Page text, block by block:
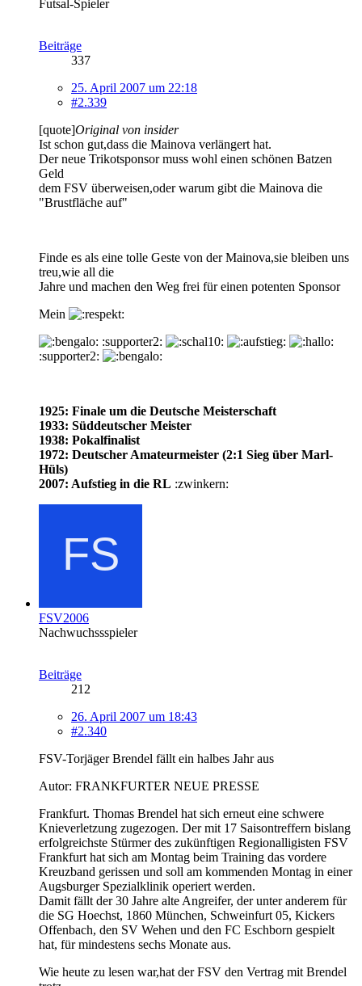
Futsal-Spieler
Beiträge
337
25. April 2007 um 22:18
#2.339
[quote]Original von insider
Ist schon gut,dass die Mainova verlängert hat.
Der neue Trikotsponsor muss wohl einen schönen Batzen
Geld
dem FSV überweisen,oder warum gibt die Mainova die
"Brustfläche auf"
Finde es als eine tolle Geste von der Mainova,sie bleiben uns
treu,wie all die
Jahre und machen den Weg frei für einen potenten Sponsor
Mein
:supporter2:
:supporter2:
1925: Finale um die Deutsche Meisterschaft
1933: Süddeutscher Meister
1938: Pokalfinalist
1972: Deutscher Amateurmeister (2:1 Sieg über Marl-
Hüls)
2007: Aufstieg in die RL :zwinkern:
FSV2006
Nachwuchssspieler
Beiträge
212
26. April 2007 um 18:43
#2.340
FSV-Torjäger Brendel fällt ein halbes Jahr aus
Autor: FRANKFURTER NEUE PRESSE
Frankfurt. Thomas Brendel hat sich erneut eine schwere
Knieverletzung zugezogen. Der mit 17 Saisontreffern bislang
erfolgreichste Stürmer des zukünftigen Regionalligisten FSV
Frankfurt hat sich am Montag beim Training das vordere
Kreuzband gerissen und soll am kommenden Montag in einer
Augsburger Spezialklinik operiert werden.
Damit fällt der 30 Jahre alte Angreifer, der unter anderem für
die SG Hoechst, 1860 München, Schweinfurt 05, Kickers
Offenbach, den SV Wehen und den FC Eschborn gespielt
hat, für mindestens sechs Monate aus.
Wie heute zu lesen war,hat der FSV den Vertrag mit Brendel